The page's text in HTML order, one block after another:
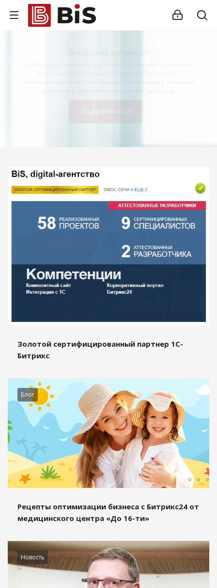
Золотой сертифицированный партнер 1С-
Битрикс
Блог
Рецепты оптимизации бизнеса с Битрикс24 от
медицинского центра «До 16-ти»
Новость